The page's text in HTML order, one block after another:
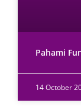
Pahami
14 October